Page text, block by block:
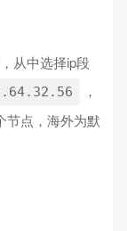
从中选择ip段
，
节点，海外为默